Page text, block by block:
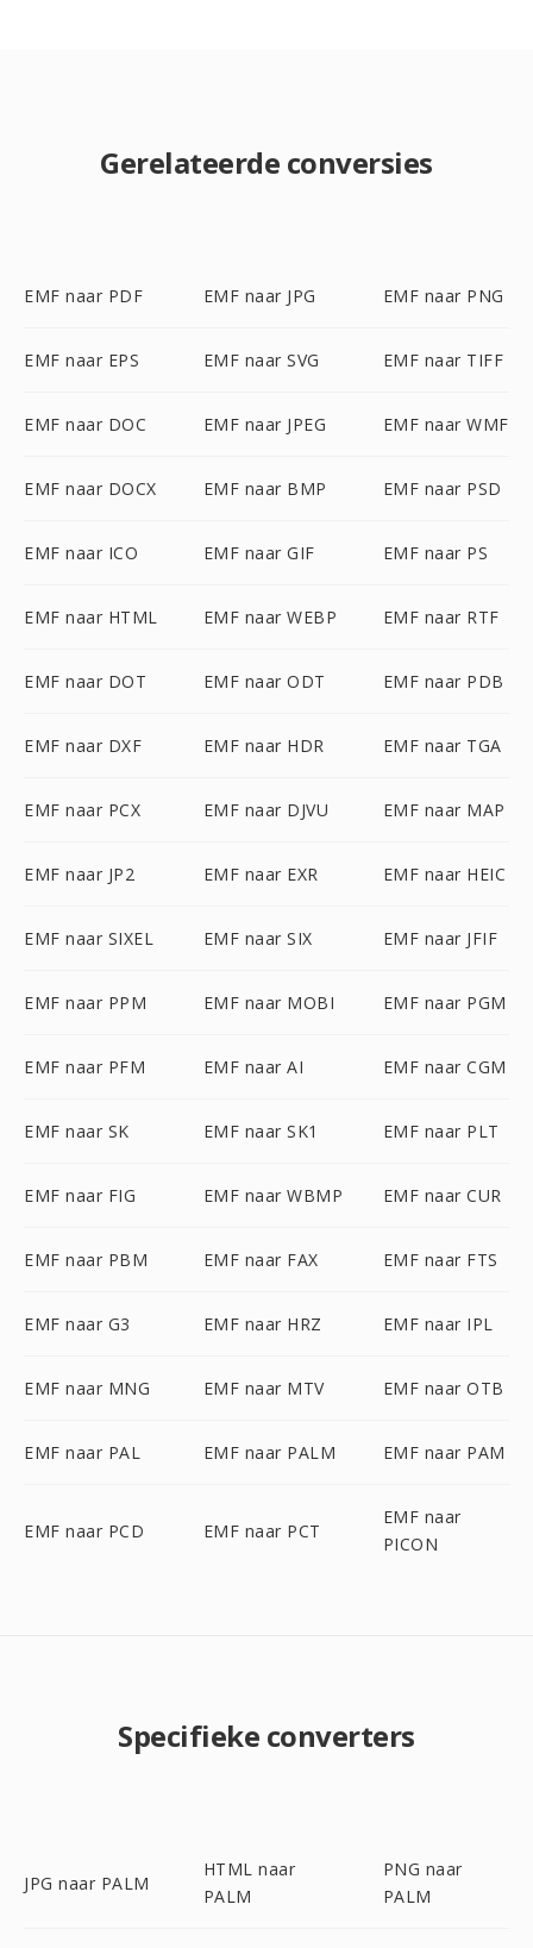
Gerelateerde conversies
EMF naar PDF EMF naar JPG EMF naar PNG
EMF naar EPS EMF naar SVG EMF naar TIFF
EMF naar DOC EMF naar JPEG EMF naar WMF
EMF naar DOCX EMF naar BMP EMF naar PSD
EMF naar ICO EMF naar GIF EMF naar PS
EMF naar HTML EMF naar WEBP EMF naar RTF
EMF naar DOT EMF naar ODT EMF naar PDB
EMF naar DXF EMF naar HDR EMF naar TGA
EMF naar PCX EMF naar DJVU EMF naar MAP
EMF naar JP2 EMF naar EXR EMF naar HEIC
EMF naar SIXEL EMF naar SIX EMF naar JFIF
EMF naar PPM EMF naar MOBI EMF naar PGM
EMF naar PFM EMF naar AI EMF naar CGM
EMF naar SK EMF naar SK1 EMF naar PLT
EMF naar FIG EMF naar WBMP EMF naar CUR
EMF naar PBM EMF naar FAX EMF naar FTS
EMF naar G3 EMF naar HRZ EMF naar IPL
EMF naar MNG EMF naar MTV EMF naar OTB
EMF naar PAL EMF naar PALM EMF naar PAM
EMF naar PCD EMF naar PCT
EMF naar
PICON
Specifieke converters
JPG naar PALM
HTML naar
PALM
PNG naar
PALM